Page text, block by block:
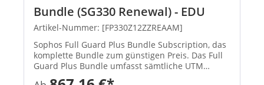
Bundle (SG330 Renewal) - EDU
Artikel-Nummer: [FP330Z12ZZREAAM]
Sophos Full Guard Plus Bundle Subscription, das
komplette Bundle zum günstigen Preis. Das Full
Guard Plus Bundle umfasst sämtliche UTM
Subscriptions (E-Mail Protection, Network